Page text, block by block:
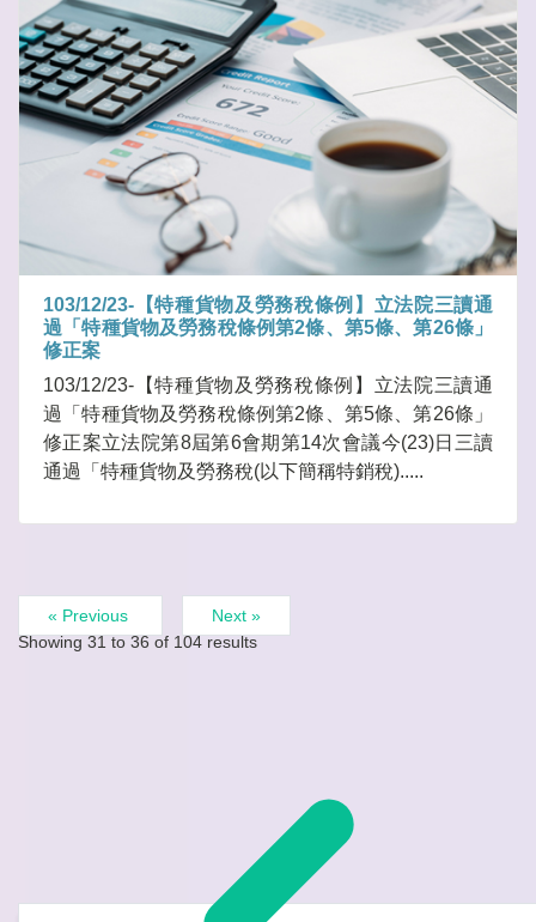
103/12/23-【特種貨物及勞務稅條例】立法院三讀通
過「特種貨物及勞務稅條例第2條、第5條、第26條」
修正案
103/12/23-【特種貨物及勞務稅條例】立法院三讀通
過「特種貨物及勞務稅條例第2條、第5條、第26條」
修正案立法院第8屆第6會期第14次會議今(23)日三讀
通過「特種貨物及勞務稅(以下簡稱特銷稅).....
« Previous
Next »
Showing 31 to 36 of 104 results